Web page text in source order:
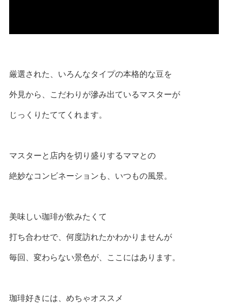
厳選された、いろんなタイプの本格的な豆を
外見から、こだわりが滲み出ているマスターが
じっくりたててくれます。
マスターと店内を切り盛りするママとの
絶妙なコンビネーションも、いつもの風景。
美味しい珈琲が飲みたくて
打ち合わせで、何度訪れたかわかりませんが
毎回、変わらない景色が、ここにはあります。
珈琲好きには、めちゃオススメ